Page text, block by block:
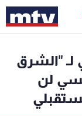
لـ "الشرق
لن